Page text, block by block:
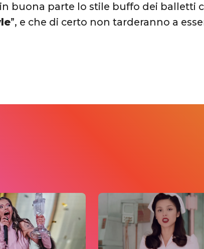
buona parte lo stile buffo dei balletti
”, e che di certo non tarderanno a